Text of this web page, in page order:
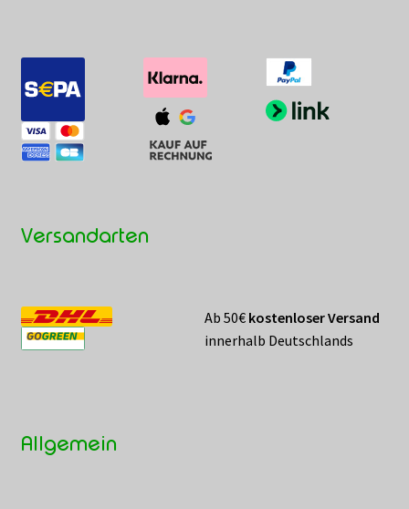
Versandarten
Ab 50€ kostenloser Versand
innerhalb Deutschlands
Allgemein